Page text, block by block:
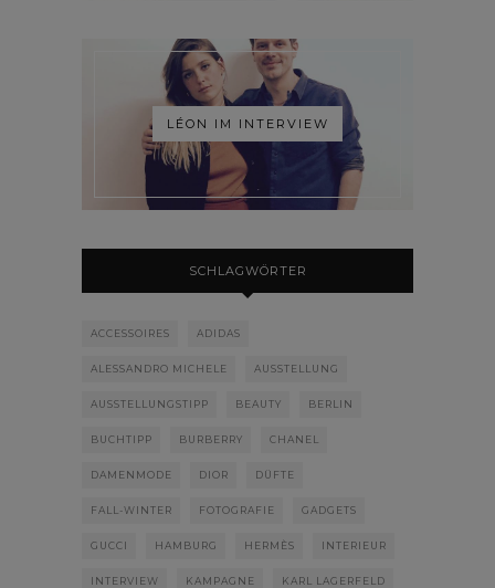
LÉON IM INTERVIEW
SCHLAGWÖRTER
ACCESSOIRES ADIDAS
ALESSANDRO MICHELE AUSSTELLUNG
AUSSTELLUNGSTIPP BEAUTY BERLIN
BUCHTIPP BURBERRY CHANEL
DAMENMODE DIOR DÜFTE
FALL-WINTER FOTOGRAFIE GADGETS
GUCCI HAMBURG HERMÈS INTERIEUR
INTERVIEW KAMPAGNE KARL LAGERFELD